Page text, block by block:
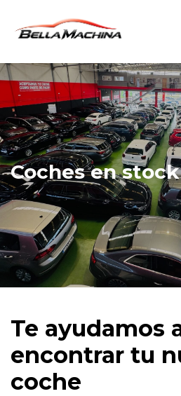
Coches en stock
Te ayudamos
encontrar tu
coche